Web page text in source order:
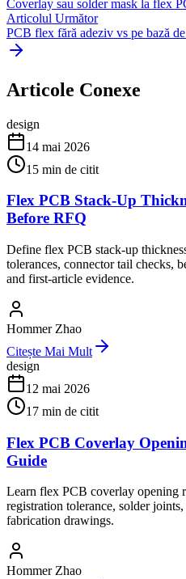
Coverlay sau solder mask la flex
Articolul Următor
PCB flex fără adeziv vs pe bază
Articole Conexe
design
14 mai 2026
15 min de citit
Flex PCB Stack-Up
Before RFQ
Define flex PCB stack-up
tolerances, connector tail checks,
and first-article evidence.
Hommer Zhao
Citește Mai Mult
design
12 mai 2026
17 min de citit
Flex PCB Coverlay
Guide
Learn flex PCB coverlay opening
registration tolerance, solder
fabrication drawings.
Hommer Zhao